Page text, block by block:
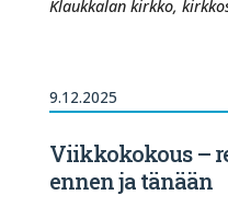
Klaukkalan kirkko,
9.12.2025
Viikkokokous –
ennen ja tänään